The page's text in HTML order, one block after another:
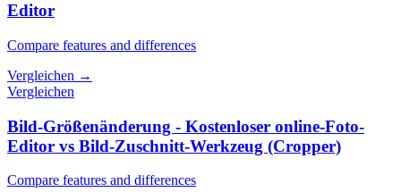
Editor
Compare features and differences
Vergleichen →
Vergleichen
Bild-Größenänderung - Kostenloser online-Foto-
Editor vs Bild-Zuschnitt-Werkzeug (Cropper)
Compare features and differences